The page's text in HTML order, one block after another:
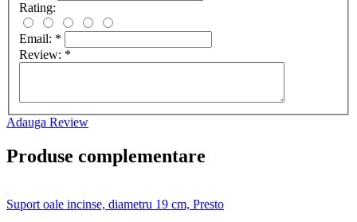
Rating:
Email: *
Review: *
Adauga Review
Produse complementare
Suport oale incinse, diametru 19 cm, Presto